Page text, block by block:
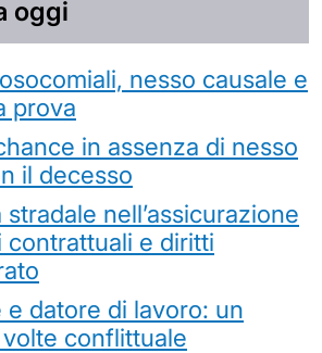
oggi
nesso causale e
prova
in assenza di nesso
il decesso
nell’assicurazione
contrattuali e diritti
e datore di lavoro: un
conflittuale